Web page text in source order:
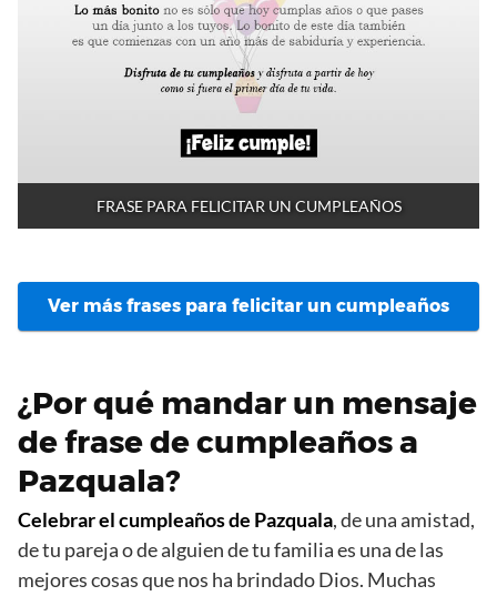
FRASE PARA FELICITAR UN CUMPLEAÑOS
Ver más frases para felicitar un cumpleaños
¿Por qué mandar un mensaje
de frase de cumpleaños a
Pazquala?
Celebrar el cumpleaños de Pazquala, de una amistad,
de tu pareja o de alguien de tu familia es una de las
mejores cosas que nos ha brindado Dios. Muchas